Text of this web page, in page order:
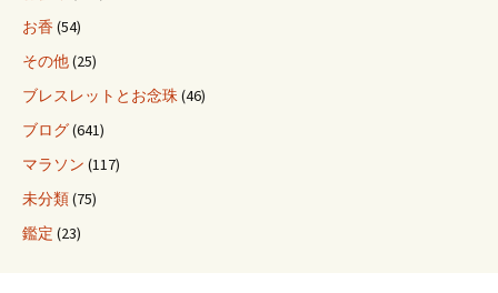
お香(54)
その他(25)
ブレスレットとお念珠(46)
ブログ(641)
マラソン (117)
未分類(75)
鑑定 (23)